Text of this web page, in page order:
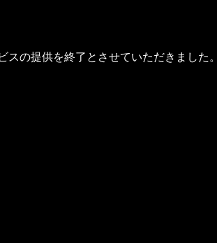
スの提供を終了とさせていただきました